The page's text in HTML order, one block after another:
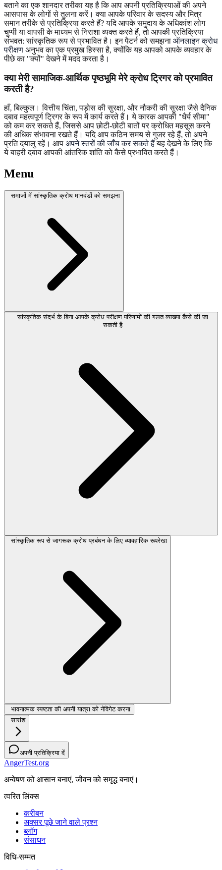
बताने का एक शानदार तरीका यह है कि आप अपनी प्रतिक्रियाओं की अपने
आसपास के लोगों से तुलना करें। क्या आपके परिवार के सदस्य और मित्र
समान तरीके से प्रतिक्रिया करते हैं? यदि आपके समुदाय के अधिकांश लोग
चुप्पी या वापसी के माध्यम से निराशा व्यक्त करते हैं, तो आपकी प्रतिक्रिया
संभवत: सांस्कृतिक रूप से प्रभावित है। इन पैटर्न को समझना ऑनलाइन क्रोध
परीक्षण अनुभव का एक प्रमुख हिस्सा है, क्योंकि यह आपको आपके व्यवहार के
पीछे का "क्यों" देखने में मदद करता है।
क्या मेरी सामाजिक-आर्थिक पृष्ठभूमि मेरे क्रोध ट्रिगर को प्रभावित
करती है?
हाँ, बिल्कुल। वित्तीय चिंता, पड़ोस की सुरक्षा, और नौकरी की सुरक्षा जैसे दैनिक
दबाव महत्वपूर्ण ट्रिगर के रूप में कार्य करते हैं। ये कारक आपकी "धैर्य सीमा"
को कम कर सकते हैं, जिससे आप छोटी-छोटी बातों पर क्रोधित महसूस करने
की अधिक संभावना रखते हैं। यदि आप कठिन समय से गुजर रहे हैं, तो अपने
प्रति दयालु रहें। आप अपने स्तरों की जाँच कर सकते हैंयह देखने के लिए कि
ये बाहरी दबाव आपकी आंतरिक शांति को कैसे प्रभावित करते हैं।
Menu
समाजों में सांस्कृतिक क्रोध मानदंडों को समझना
सांस्कृतिक संदर्भ के बिना आपके क्रोध परीक्षण परिणामों की गलत व्याख्या कैसे की जा
सकती है
सांस्कृतिक रूप से जागरूक क्रोध प्रबंधन के लिए व्यावहारिक रूपरेखा
भावनात्मक स्पष्टता की अपनी यात्रा को नेविगेट करना
सारांश
अपनी प्रतिक्रिया दें
AngerTest.org
अन्वेषण को आसान बनाएं, जीवन को समृद्ध बनाएं।
त्वरित लिंक्स
करीबन
अक्सर पूछे जाने वाले प्रश्न
ब्लॉग
संसाधन
विधि-सम्‍मत